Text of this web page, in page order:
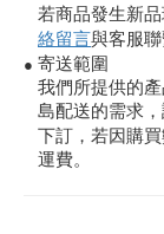
若商品發生新
絡留言與客服聯
● 寄送範圍
我們所提供的
島配送的需求
下訂，若因購
運費。